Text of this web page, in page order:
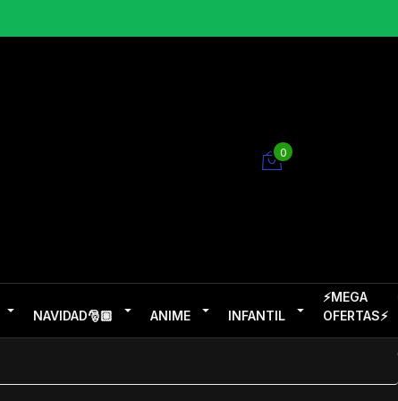
0
NAVIDAD🎅🏽 ANIME INFANTIL
⚡MEGA
OFERTAS⚡